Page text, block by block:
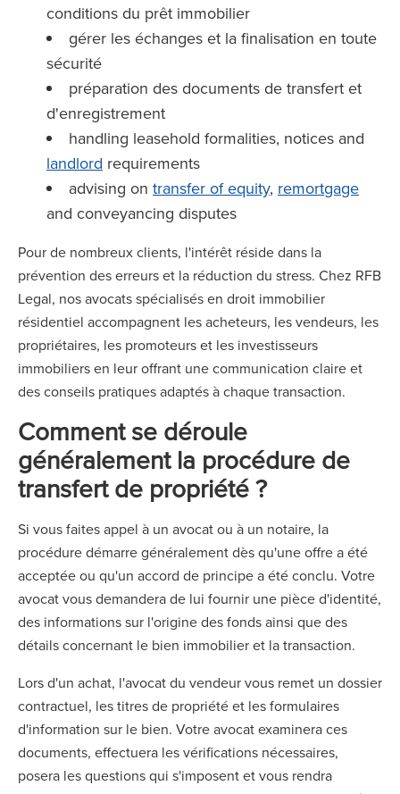
conditions du prêt immobilier
gérer les échanges et la finalisation en toute
sécurité
préparation des documents de transfert et
d'enregistrement
handling leasehold formalities, notices and
landlord requirements
advising on transfer of equity, remortgage
and conveyancing disputes
Pour de nombreux clients, l'intérêt réside dans la
prévention des erreurs et la réduction du stress. Chez RFB
Legal, nos avocats spécialisés en droit immobilier
résidentiel accompagnent les acheteurs, les vendeurs, les
propriétaires, les promoteurs et les investisseurs
immobiliers en leur offrant une communication claire et
des conseils pratiques adaptés à chaque transaction.
Comment se déroule
généralement la procédure de
transfert de propriété ?
Si vous faites appel à un avocat ou à un notaire, la
procédure démarre généralement dès qu'une offre a été
acceptée ou qu'un accord de principe a été conclu. Votre
avocat vous demandera de lui fournir une pièce d'identité,
des informations sur l'origine des fonds ainsi que des
détails concernant le bien immobilier et la transaction.
Lors d'un achat, l'avocat du vendeur vous remet un dossier
contractuel, les titres de propriété et les formulaires
d'information sur le bien. Votre avocat examinera ces
documents, effectuera les vérifications nécessaires,
posera les questions qui s'imposent et vous rendra